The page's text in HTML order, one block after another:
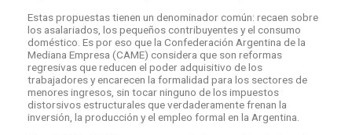
Estas propuestas tienen un denominador común: recaen sobre
los asalariados, los pequeños contribuyentes y el consumo
doméstico. Es por eso que la Confederación Argentina de la
Mediana Empresa (CAME) considera que son reformas
regresivas que reducen el poder adquisitivo de los
trabajadores y encarecen la formalidad para los sectores de
menores ingresos, sin tocar ninguno de los impuestos
distorsivos estructurales que verdaderamente frenan la
inversión, la producción y el empleo formal en la Argentina.